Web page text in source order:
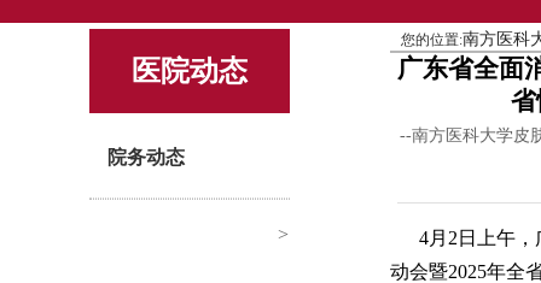
化妆品检测中心 就诊指南 人才
医院动态
院务动态
>
您的位置:南方医科
广东省全面
--南方医科大学皮
4月2日上午
动会暨2025年全